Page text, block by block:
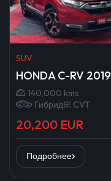
SUV
HONDA C-RV 2019
140,000 kms
Гибрид
CVT
20,200 EUR
Подробнее